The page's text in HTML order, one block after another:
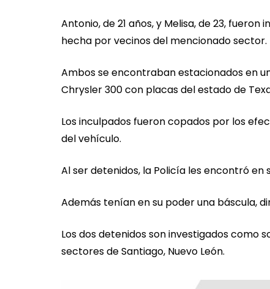
Antonio, de 21 años, y Melisa, de 23,
hecha por vecinos del mencionado sector.
Ambos se encontraban estacionados en
Chrysler 300 con placas del estado de
Los inculpados fueron copados por los
del vehículo.
Al ser detenidos, la Policía les encontró
Además tenían en su poder una báscula,
Los dos detenidos son investigados como
sectores de Santiago, Nuevo León.